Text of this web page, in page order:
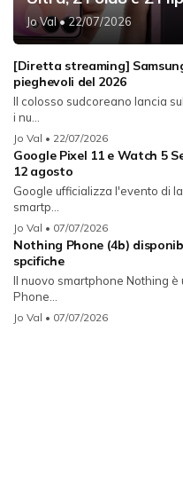
Jo Val• 22/07/2026
[Diretta streaming]
pieghevoli del 2026
Il colosso sudcoreano lancia
i nu...
Jo Val • 22/07/2026
Google Pixel 11 e Watch 5
12 agosto
Google ufficializza l'evento di
smartp...
Jo Val • 07/07/2026
Nothing Phone (4b)
spcifiche
Il nuovo smartphone Nothing è
Phone...
Jo Val • 07/07/2026